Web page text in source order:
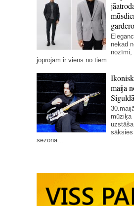
nekad
nozīmi,
joprojām ir viens no tiem...
maija
Siguldā
mūziķa
sezona...